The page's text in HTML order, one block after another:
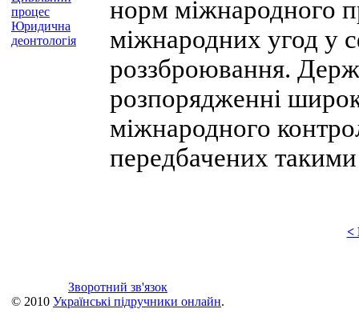
процес
Юридична
деонтологія
норм міжнародного
міжнародних угод у
роззброювання.
розпорядженні
міжнародного
передбачених
<
Зворотний зв'язок
© 2010 Українські підручники онлайн.